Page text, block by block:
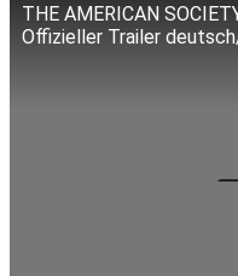
THE AMERICAN
Offizieller Trailer